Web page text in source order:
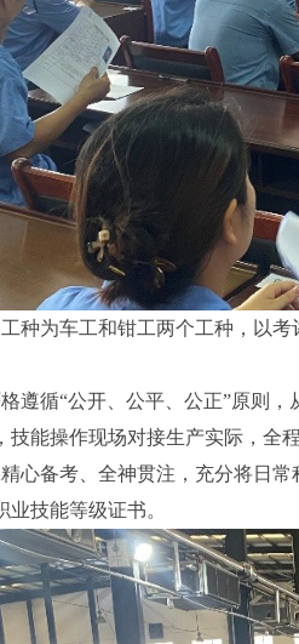
为车工和钳工两个工种，以考
循“公开、公平、公正”原则，
技能操作现场对接生产实际，全
备考、全神贯注，充分将日常
技能等级证书。